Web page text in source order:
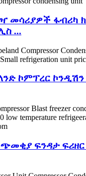
መሳሪያዎች ፋብሪካ
...
ኮምፕረር ኮንዲሽን
ፍንዳታ